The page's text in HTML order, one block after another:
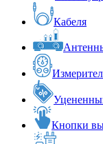
Кабеля
Кнопки